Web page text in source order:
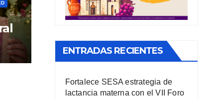
ENTRADAS RECIENTES
Fortalece SESA estrategia de
lactancia materna con el VII Foro